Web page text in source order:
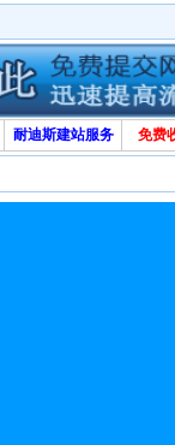
耐迪斯建站服务 免费